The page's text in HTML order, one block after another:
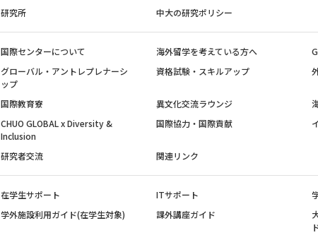
研究所
中大の研究ポリシー
国際センターについて 海外留学を考えている方へ
グローバル・アントレプレナーシ
ップ
資格試験・スキルアップ
国際教育寮 異文化交流ラウンジ
CHUO GLOBAL x Diversity &
Inclusion
国際協力・国際貢献
研究者交流 関連リンク
在学生サポート ITサポート
学外施設利用ガイド(在学生対象)
課外講座ガイド